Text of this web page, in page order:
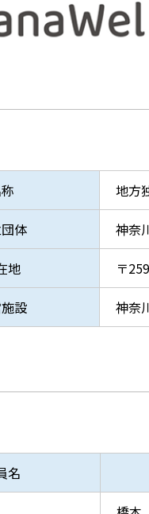
地方
体 神奈
地 〒
設 神奈
名